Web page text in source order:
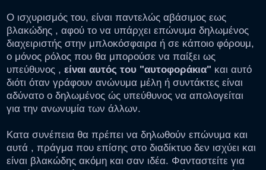
Ο ισχυρισμός του, είναι παντελώς αβάσιμος εως
βλακώδης , αφού το να υπάρχει επώνυμα δηλωμένος
διαχειριστής στην μπλοκόσφαιρα ή σε κάποιο φόρουμ,
ο μόνος ρόλος που θα μπορούσε να παίξει ως
υπεύθυνος , είναι αυτός του "αυτοφοράκια" και αυτό
διότι όταν γράφουν ανώνυμα μέλη ή συντάκτες είναι
αδύνατο ο δηλωμένος ώς υπεύθυνος να απολογείται
για την ανωνυμία των άλλων.
Κατα συνέπεια θα πρέπει να δηλωθούν επώνυμα και
αυτά , πράγμα που επίσης στο διαδίκτυο δεν ισχύει και
είναι βλακώδης ακόμη και σαν ιδέα. Φανταστείτε για